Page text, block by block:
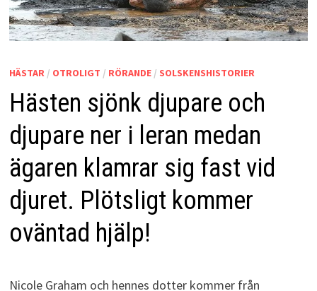
HÄSTAR/ OTROLIGT / RÖRANDE/ SOLSKENSHISTORIER
Hästen sjönk djupare och
djupare ner i leran medan
ägaren klamrar sig fast vid
djuret. Plötsligt kommer
oväntad hjälp!
Nicole Graham och hennes dotter kommer från